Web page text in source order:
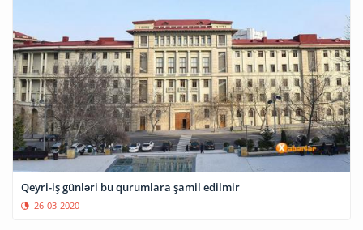
Qeyri-iş günləri bu qurumlara şamil edilmir
26-03-2020